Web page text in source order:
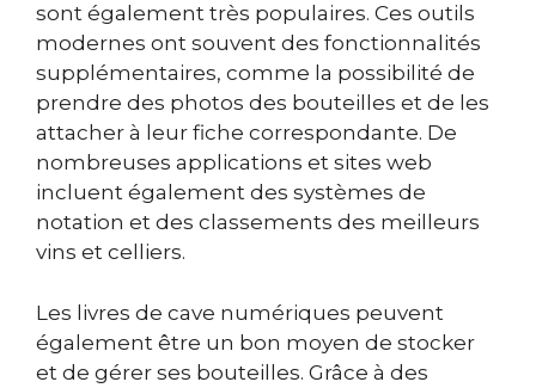
sont également très populaires. Ces outils
modernes ont souvent des fonctionnalités
supplémentaires, comme la possibilité de
prendre des photos des bouteilles et de les
attacher à leur fiche correspondante. De
nombreuses applications et sites web
incluent également des systèmes de
notation et des classements des meilleurs
vins et celliers.
Les livres de cave numériques peuvent
également être un bon moyen de stocker
et de gérer ses bouteilles. Grâce à des